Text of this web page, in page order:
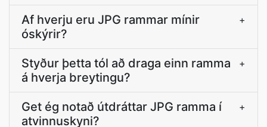
Af hverju eru JPG rammar mínir
óskýrir?
+
Styður þetta tól að draga einn ramma
á hverja breytingu?
+
Get ég notað útdráttar JPG ramma í
atvinnuskyni?
+